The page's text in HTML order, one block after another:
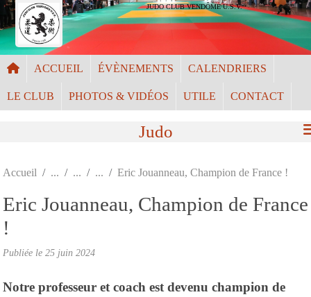
JUDO CLUB VENDÔME U.S.V.
ACCUEIL ÉVÈNEMENTS CALENDRIERS
LE CLUB PHOTOS & VIDÉOS UTILE CONTACT
Judo
Accueil Eric Jouanneau, Champion de France !
Eric Jouanneau, Champion de France
!
Publiée le 25 juin 2024
Notre professeur et coach est devenu champion de
Panneau de gestion des cookies